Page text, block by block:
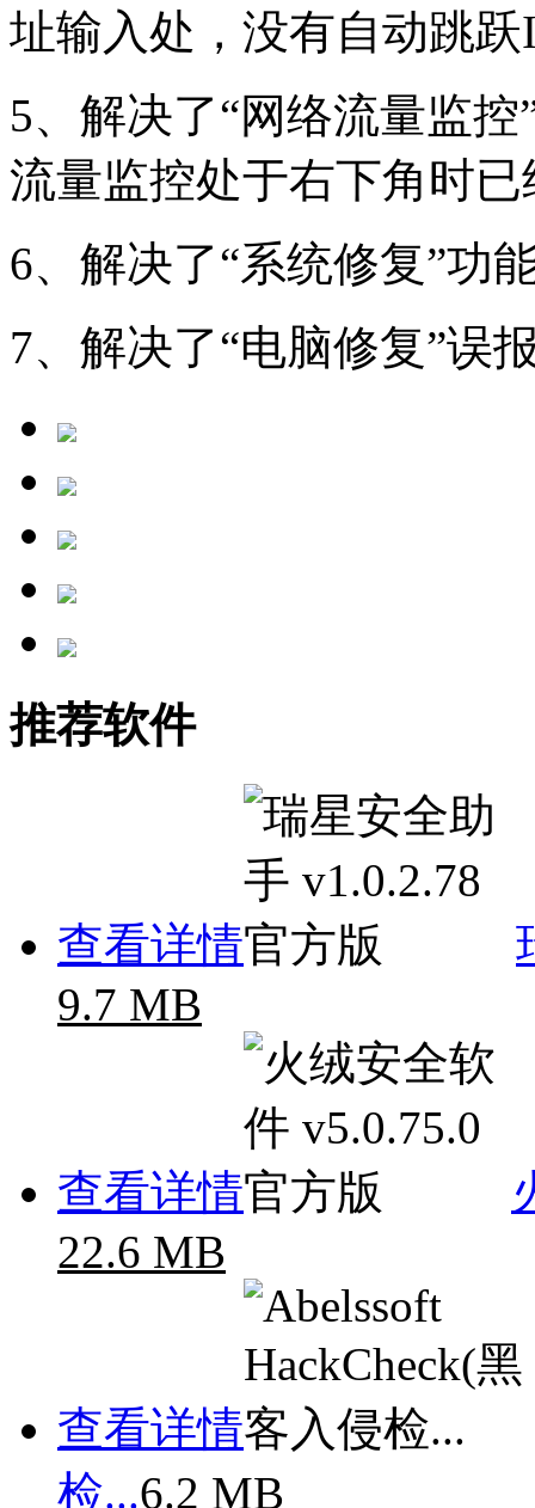
址输入处，没有自动跳
5、解决了“网络流量监
流量监控处于右下角时
6、解决了“系统修复”功
7、解决了“电脑修复”误
推荐软件
查看详情
9.7 MB
查看详情
22.6 MB
查看详情
检...6.2 MB